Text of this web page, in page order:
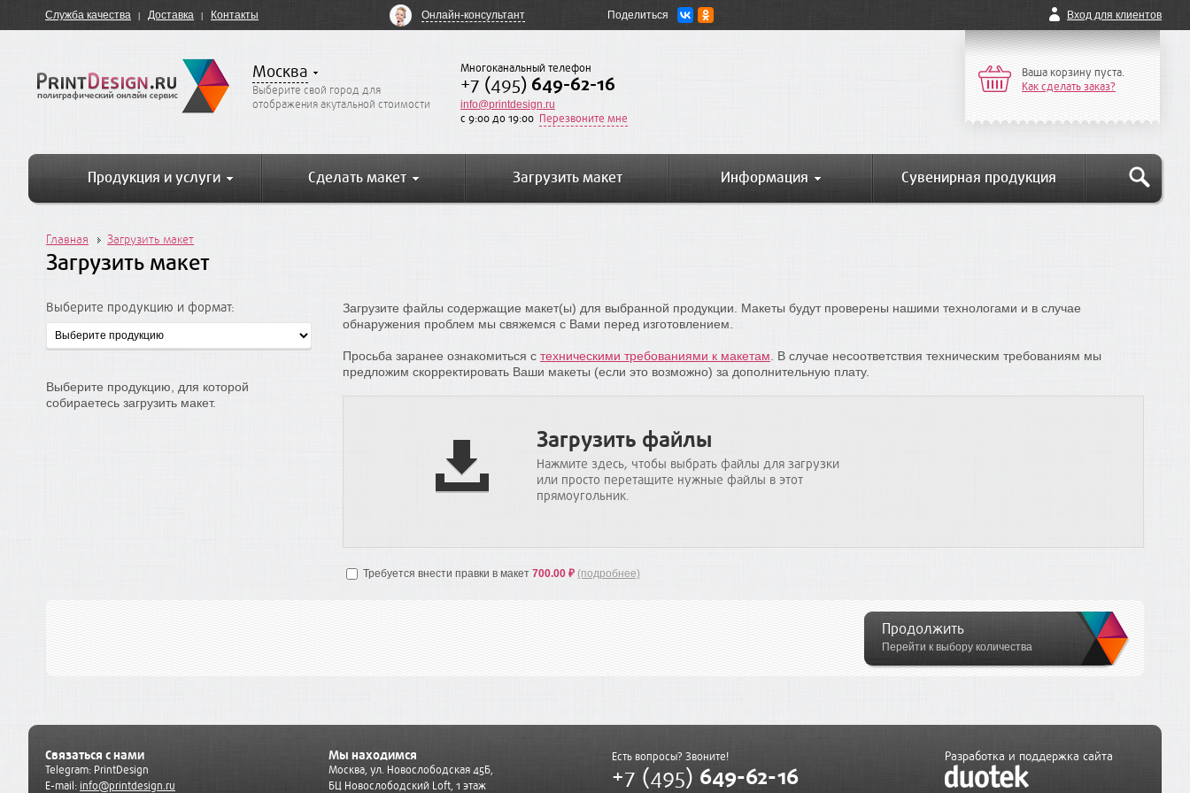
Служба качества Доставка Контакты Онлайн-консультант Поделиться Вход для клиентов
Москва
Выберите свой город для
отображения акутальной стоимости
Многоканальный телефон
+7 (495) 649-62-16
info@printdesign.ru
c 9:00 до 19:00 Перезвоните мне
Ваша корзину пуста.
Как сделать заказ?
Продукция и услуги Сделать макет Загрузить макет Информация Сувенирная продукция
Главная Загрузить макет
Загрузить макет
Выберите продукцию и формат:
Выберите продукцию, для которой
собираетесь загрузить макет.
Загрузите файлы содержащие макет(ы) для выбранной продукции. Макеты будут проверены нашими технологами и в случае
обнаружения проблем мы свяжемся с Вами перед изготовлением.
Просьба заранее ознакомиться с техническими требованиями к макетам . В случае несоответствия техническим требованиям мы
предложим скорректировать Ваши макеты (если это возможно) за дополнительную плату.
Загрузить файлы
Нажмите здесь, чтобы выбрать файлы для загрузки
или просто перетащите нужные файлы в этот
прямоугольник.
Требуется внести правки в макет 700.00 ₽ (подробнее)
Продолжить
Перейти к выбору количества
Связаться с нами
Telegram: PrintDesign
E-mail: info@printdesign.ru
Мы находимся
Москва, ул. Новослободская 45Б,
БЦ Новослободский Loft, 1 этаж
Есть вопросы? Звоните!
+7 (495) 649-62-16
Разработка и поддержка сайта